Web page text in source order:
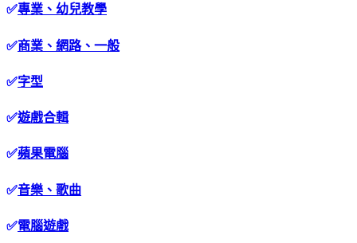
✅專業、幼兒教學
✅商業、網路、一般
✅字型
✅遊戲合輯
✅蘋果電腦
✅音樂、歌曲
✅電腦遊戲